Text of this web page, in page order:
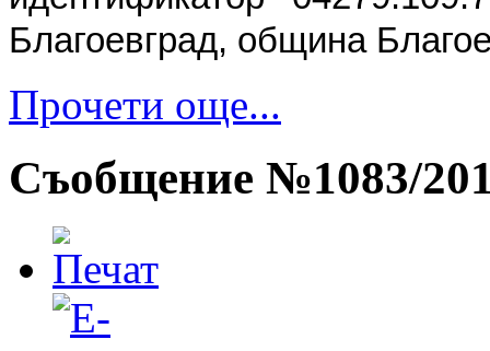
Благоевград, община
Прочети още...
Съобщение №1083/